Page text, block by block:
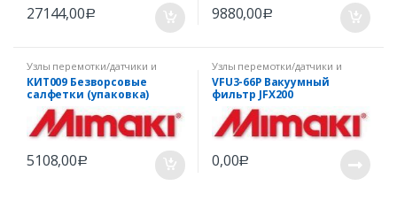
27144,00Р 9880,00Р
Узлы перемотки/датчики и
прочее Mimaki
КИТ009 Безворсовые
салфетки (упаковка)
5108,00Р
Узлы перемотки/датчики и
прочее Mimaki
VFU3-66P Вакуумный
фильтр JFX200
0,00Р